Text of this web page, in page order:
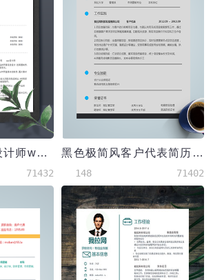
极简草绿色app设计师word简历模板
71432
黑色极简风客户代表简历模板
148 71402